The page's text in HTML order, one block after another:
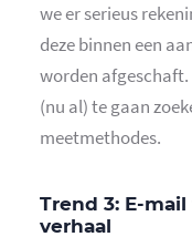
we er serieus
deze binnen een
worden afgeschaft.
(nu al) te gaan
meetmethodes.
Trend 3: E-
verhaal